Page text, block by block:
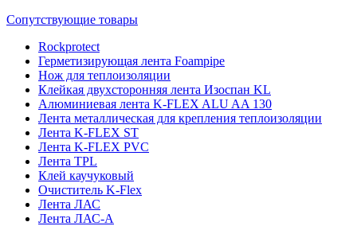
Сопутствующие товары
Rockprotect
Герметизирующая лента Foampipe
Нож для теплоизоляции
Клейкая двухсторонняя лента Изоспан KL
Алюминиевая лента K-FLEX ALU AA 130
Лента металлическая для крепления теплоизоляции
Лента K-FLEX ST
Лента K-FLEX PVC
Лента TPL
Клей каучуковый
Очиститель K-Flex
Лента ЛАС
Лента ЛАС-А